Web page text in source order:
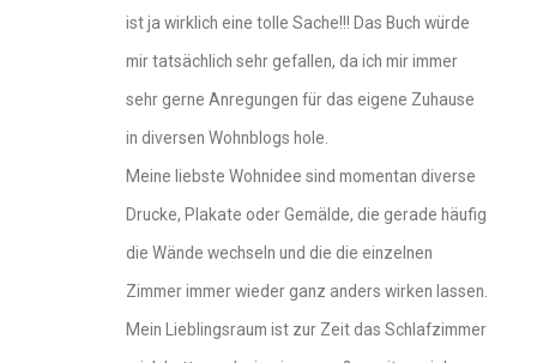
ist ja wirklich eine tolle Sache!!! Das Buch würde
mir tatsächlich sehr gefallen, da ich mir immer
sehr gerne Anregungen für das eigene Zuhause
in diversen Wohnblogs hole.
Meine liebste Wohnidee sind momentan diverse
Drucke, Plakate oder Gemälde, die gerade häufig
die Wände wechseln und die die einzelnen
Zimmer immer wieder ganz anders wirken lassen.
Mein Lieblingsraum ist zur Zeit das Schlafzimmer